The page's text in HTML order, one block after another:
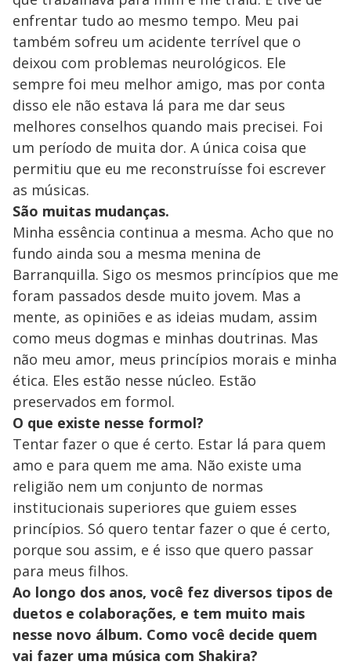
enfrentar tudo ao mesmo tempo. Meu pai
também sofreu um acidente terrível que o
deixou com problemas neurológicos. Ele
sempre foi meu melhor amigo, mas por conta
disso ele não estava lá para me dar seus
melhores conselhos quando mais precisei. Foi
um período de muita dor. A única coisa que
permitiu que eu me reconstruísse foi escrever
as músicas.
São muitas mudanças.
Minha essência continua a mesma. Acho que no
fundo ainda sou a mesma menina de
Barranquilla. Sigo os mesmos princípios que me
foram passados desde muito jovem. Mas a
mente, as opiniões e as ideias mudam, assim
como meus dogmas e minhas doutrinas. Mas
não meu amor, meus princípios morais e minha
ética. Eles estão nesse núcleo. Estão
preservados em formol.
O que existe nesse formol?
Tentar fazer o que é certo. Estar lá para quem
amo e para quem me ama. Não existe uma
religião nem um conjunto de normas
institucionais superiores que guiem esses
princípios. Só quero tentar fazer o que é certo,
porque sou assim, e é isso que quero passar
para meus filhos.
Ao longo dos anos, você fez diversos tipos de
duetos e colaborações, e tem muito mais
nesse novo álbum. Como você decide quem
vai fazer uma música com Shakira?